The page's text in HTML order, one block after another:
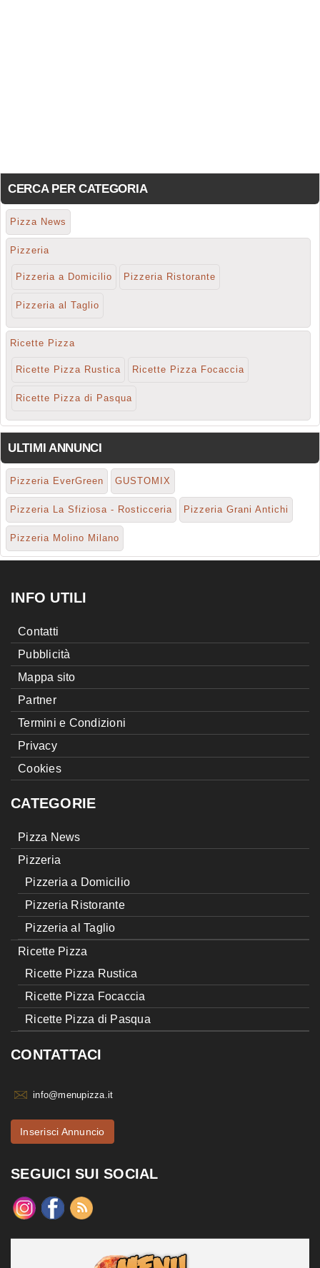
CERCA PER CATEGORIA
Pizza News
Pizzeria
Pizzeria a Domicilio Pizzeria Ristorante
Pizzeria al Taglio
Ricette Pizza
Ricette Pizza Rustica Ricette Pizza Focaccia
Ricette Pizza di Pasqua
ULTIMI ANNUNCI
Pizzeria EverGreen GUSTOMIX
Pizzeria La Sfiziosa - Rosticceria Pizzeria Grani Antichi
Pizzeria Molino Milano
INFO UTILI
Contatti
Pubblicità
Mappa sito
Partner
Termini e Condizioni
Privacy
Cookies
CATEGORIE
Pizza News
Pizzeria
Pizzeria a Domicilio
Pizzeria Ristorante
Pizzeria al Taglio
Ricette Pizza
Ricette Pizza Rustica
Ricette Pizza Focaccia
Ricette Pizza di Pasqua
CONTATTACI
info@menupizza.it
Inserisci Annuncio
SEGUICI SUI SOCIAL